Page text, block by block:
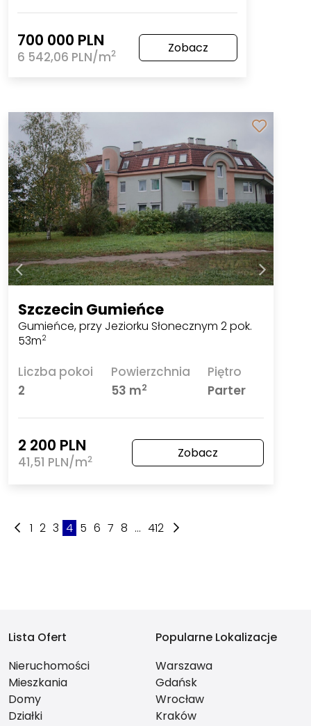
700 000 PLN
6 542,06 PLN/m2 Zobacz
Szczecin Gumieńce
Gumieńce, przy Jeziorku Słonecznym 2 pok.
53m2
Liczba pokoi
2
Powierzchnia
53 m2
Piętro
Parter
2 200 PLN
41,51 PLN/m2 Zobacz
1 2 3 4 5 6 7 8 ... 412
Lista Ofert
Nieruchomości
Mieszkania
Domy
Działki
Popularne Lokalizacje
Warszawa
Gdańsk
Wrocław
Kraków